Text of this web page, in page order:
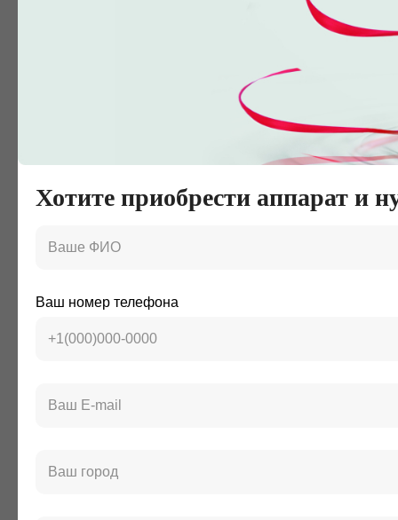
Хотите приобрести аппарат и
Ваш номер телефона